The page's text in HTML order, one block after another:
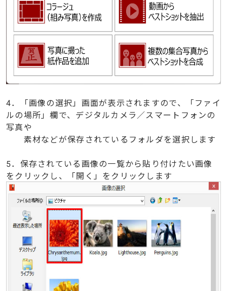
4．「画像の選択」画面が表示されますので、「ファイ
ルの場所」欄で、デジタルカメラ／スマートフォンの
写真や
素材などが保存されているフォルダを選択します
5．保存されている画像の一覧から貼り付けたい画像
をクリックし、「開く」をクリックします